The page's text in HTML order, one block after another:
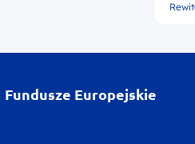
Fundusze Europejskie